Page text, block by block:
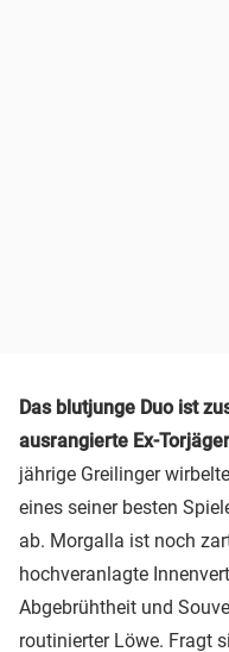
Das blutjunge Duo ist
ausrangierte Ex-
jährige Greilinger
eines seiner besten
ab. Morgalla ist noch
hochveranlagte
Abgebrühtheit und
routinierter Löwe. Fragt